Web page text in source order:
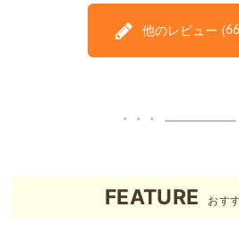
他のレビュー (66
FEATURE おす